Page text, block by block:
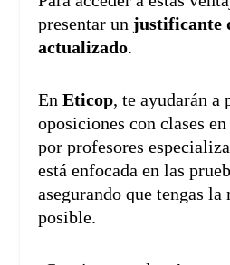
presentar un justificante
actualizado.
EnEticop, te ayudarán a
oposiciones con clases
por profesores
está enfocada en las
asegurando que tengas
posible.